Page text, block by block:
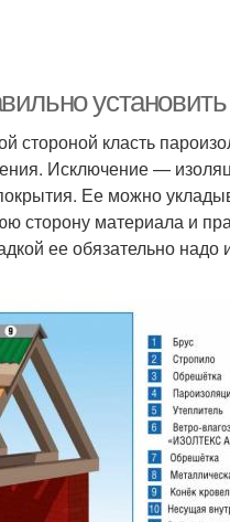
стороной класть
Исключение —
Ее можно
сторону материала и
ее обязательно